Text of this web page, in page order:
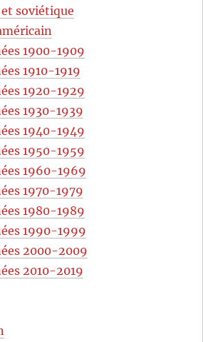
soviétique
1900-1909
1910-1919
1920-1929
1930-1939
1940-1949
1950-1959
1960-1969
1970-1979
1980-1989
1990-1999
2000-2009
2010-2019